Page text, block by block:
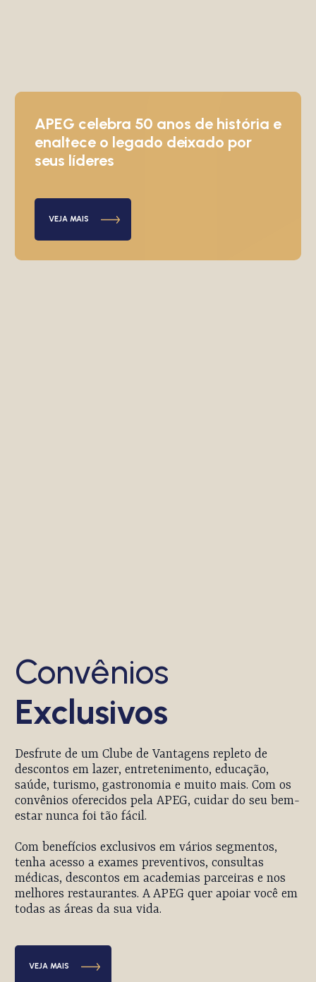
APEG celebra 50 anos de história e
enaltece o legado deixado por
seus líderes
VEJA MAIS
Convênios
Exclusivos
Desfrute de um Clube de Vantagens repleto de
descontos em lazer, entretenimento, educação,
saúde, turismo, gastronomia e muito mais. Com os
convênios oferecidos pela APEG, cuidar do seu bem-
estar nunca foi tão fácil.
Com benefícios exclusivos em vários segmentos,
tenha acesso a exames preventivos, consultas
médicas, descontos em academias parceiras e nos
melhores restaurantes. A APEG quer apoiar você em
todas as áreas da sua vida.
VEJA MAIS